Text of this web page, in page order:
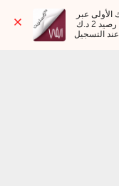
عند التسجيل